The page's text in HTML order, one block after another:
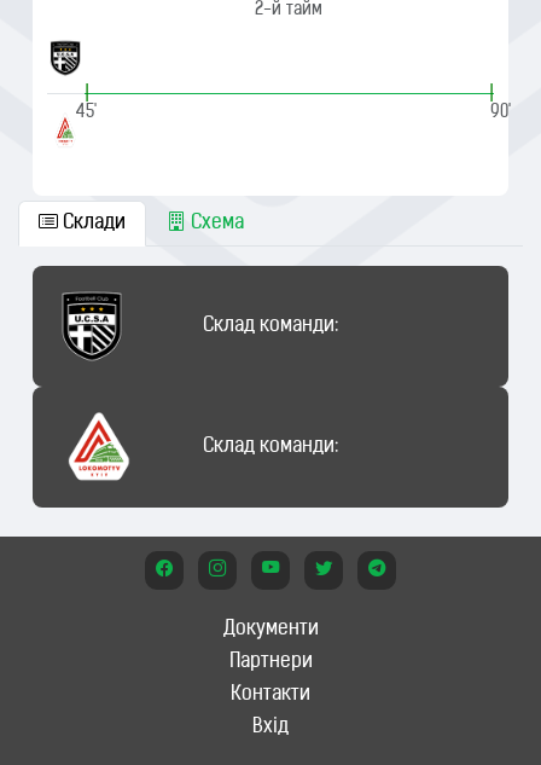
2-й тайм
|
45'
|
90'
Склади Схема
Склад команди:
Склад команди:
Документи
Партнери
Контакти
Вхід